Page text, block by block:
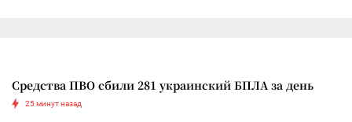
Средства ПВО сбили 281 украинский БПЛА за день
25 минут назад